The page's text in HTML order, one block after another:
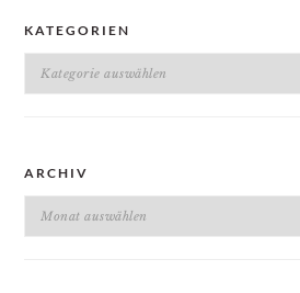
KATEGORIEN
Kategorien
ARCHIV
Archiv